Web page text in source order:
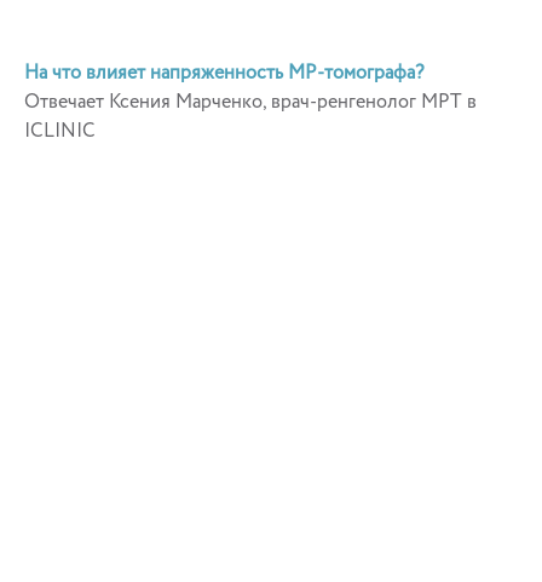
На что влияет напряженность МР-томографа?
Отвечает Ксения Марченко, врач-ренгенолог МРТ в
ICLINIC